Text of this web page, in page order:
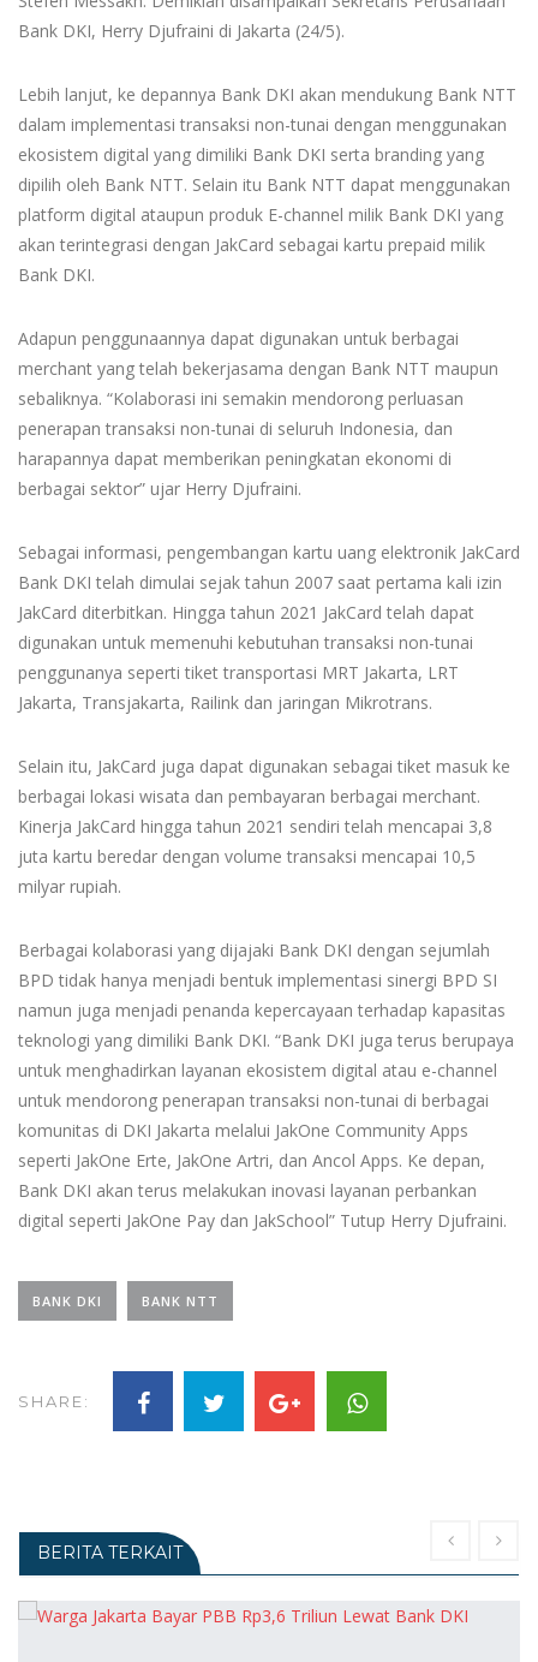
Bank DKI, Herry Djufraini di Jakarta (24/5).
Lebih lanjut, ke depannya Bank DKI akan mendukung Bank NTT
dalam implementasi transaksi non-tunai dengan menggunakan
ekosistem digital yang dimiliki Bank DKI serta branding yang
dipilih oleh Bank NTT. Selain itu Bank NTT dapat menggunakan
platform digital ataupun produk E-channel milik Bank DKI yang
akan terintegrasi dengan JakCard sebagai kartu prepaid milik
Bank DKI.
Adapun penggunaannya dapat digunakan untuk berbagai
merchant yang telah bekerjasama dengan Bank NTT maupun
sebaliknya. “Kolaborasi ini semakin mendorong perluasan
penerapan transaksi non-tunai di seluruh Indonesia, dan
harapannya dapat memberikan peningkatan ekonomi di
berbagai sektor” ujar Herry Djufraini.
Sebagai informasi, pengembangan kartu uang elektronik JakCard
Bank DKI telah dimulai sejak tahun 2007 saat pertama kali izin
JakCard diterbitkan. Hingga tahun 2021 JakCard telah dapat
digunakan untuk memenuhi kebutuhan transaksi non-tunai
penggunanya seperti tiket transportasi MRT Jakarta, LRT
Jakarta, Transjakarta, Railink dan jaringan Mikrotrans.
Selain itu, JakCard juga dapat digunakan sebagai tiket masuk ke
berbagai lokasi wisata dan pembayaran berbagai merchant.
Kinerja JakCard hingga tahun 2021 sendiri telah mencapai 3,8
juta kartu beredar dengan volume transaksi mencapai 10,5
milyar rupiah.
Berbagai kolaborasi yang dijajaki Bank DKI dengan sejumlah
BPD tidak hanya menjadi bentuk implementasi sinergi BPD SI
namun juga menjadi penanda kepercayaan terhadap kapasitas
teknologi yang dimiliki Bank DKI. “Bank DKI juga terus berupaya
untuk menghadirkan layanan ekosistem digital atau e-channel
untuk mendorong penerapan transaksi non-tunai di berbagai
komunitas di DKI Jakarta melalui JakOne Community Apps
seperti JakOne Erte, JakOne Artri, dan Ancol Apps. Ke depan,
Bank DKI akan terus melakukan inovasi layanan perbankan
digital seperti JakOne Pay dan JakSchool” Tutup Herry Djufraini.
BANK DKI BANK NTT
SHARE:
BERITA TERKAIT